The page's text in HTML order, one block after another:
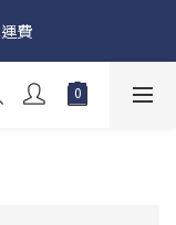
日至 8 月 15 日收
單
費
日至 8 月 15 日收
落單